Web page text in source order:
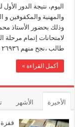
اليوم، نتيجة الدور
وذلك بحضور الأستاذ
طالب ،نجح منهم ٢٦٩٣٦ طالب بمعدلات نجاح …
أكمل القراءة »
الأخيرة الأشهر